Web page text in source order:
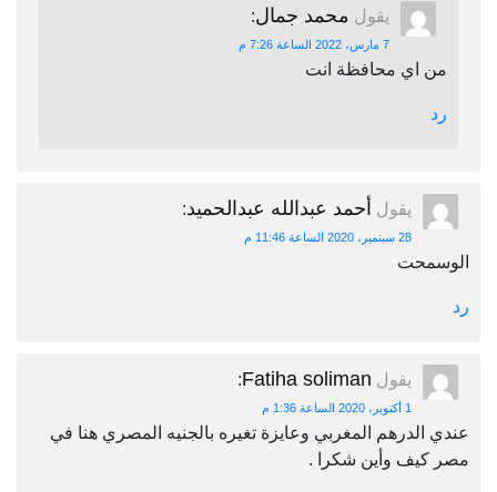
يقول محمد جمال:
7 مارس، 2022 الساعة 7:26 م
من اي محافظة انت
رد
يقول أحمد عبدالله عبدالحميد:
28 سبتمبر، 2020 الساعة 11:46 م
الوسمحت
رد
يقول Fatiha soliman
:
1 أكتوبر، 2020 الساعة 1:36 م
عندي الدرهم المغربي وعايزة تغيره بالجنيه المصري هنا في
مصر كيف وأين شكرا .